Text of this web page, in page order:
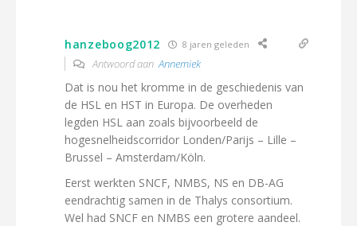
hanzeboog2012 8 jaren geleden
Antwoord aanAnnemiek
Dat is nou het kromme in de geschiedenis van
de HSL en HST in Europa. De overheden
legden HSL aan zoals bijvoorbeeld de
hogesnelheidscorridor Londen/Parijs – Lille –
Brussel – Amsterdam/Köln.
Eerst werkten SNCF, NMBS, NS en DB-AG
eendrachtig samen in de Thalys consortium.
Wel had SNCF en NMBS een grotere aandeel.